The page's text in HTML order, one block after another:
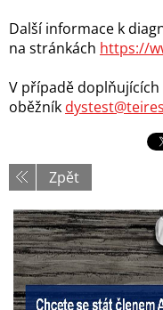
Další informace k
na stránkách https://
V případě
oběžník
Zpět